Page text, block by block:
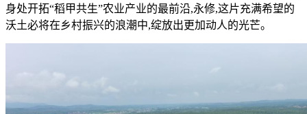
身处开拓“稻甲共生”农业产业的最前沿,永修,这片充满希望的
沃土必将在乡村振兴的浪潮中,绽放出更加动人的光芒。